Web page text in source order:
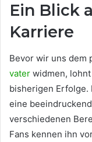
Ein Blick
Karriere
Bevor wir uns dem
vater widmen,
bisherigen Erfolge.
eine
verschiedenen
Fans kennen ihn